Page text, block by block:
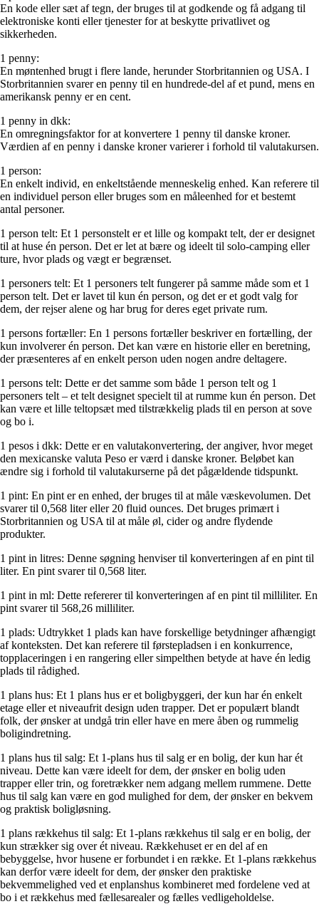
En kode eller sæt af tegn, der bruges til at godkende og få adgang til
elektroniske konti eller tjenester for at beskytte privatlivet og
sikkerheden.
1 penny:
En møntenhed brugt i flere lande, herunder Storbritannien og USA. I
Storbritannien svarer en penny til en hundrede-del af et pund, mens en
amerikansk penny er en cent.
1 penny in dkk:
En omregningsfaktor for at konvertere 1 penny til danske kroner.
Værdien af en penny i danske kroner varierer i forhold til valutakursen.
1 person:
En enkelt individ, en enkeltstående menneskelig enhed. Kan referere til
en individuel person eller bruges som en måleenhed for et bestemt
antal personer.
1 person telt: Et 1 personstelt er et lille og kompakt telt, der er designet
til at huse én person. Det er let at bære og ideelt til solo-camping eller
ture, hvor plads og vægt er begrænset.
1 personers telt: Et 1 personers telt fungerer på samme måde som et 1
person telt. Det er lavet til kun én person, og det er et godt valg for
dem, der rejser alene og har brug for deres eget private rum.
1 persons fortæller: En 1 persons fortæller beskriver en fortælling, der
kun involverer én person. Det kan være en historie eller en beretning,
der præsenteres af en enkelt person uden nogen andre deltagere.
1 persons telt: Dette er det samme som både 1 person telt og 1
personers telt – et telt designet specielt til at rumme kun én person. Det
kan være et lille teltopsæt med tilstrækkelig plads til en person at sove
og bo i.
1 pesos i dkk: Dette er en valutakonvertering, der angiver, hvor meget
den mexicanske valuta Peso er værd i danske kroner. Beløbet kan
ændre sig i forhold til valutakurserne på det pågældende tidspunkt.
1 pint: En pint er en enhed, der bruges til at måle væskevolumen. Det
svarer til 0,568 liter eller 20 fluid ounces. Det bruges primært i
Storbritannien og USA til at måle øl, cider og andre flydende
produkter.
1 pint in litres: Denne søgning henviser til konverteringen af en pint til
liter. En pint svarer til 0,568 liter.
1 pint in ml: Dette refererer til konverteringen af en pint til milliliter. En
pint svarer til 568,26 milliliter.
1 plads: Udtrykket 1 plads kan have forskellige betydninger afhængigt
af konteksten. Det kan referere til førstepladsen i en konkurrence,
topplaceringen i en rangering eller simpelthen betyde at have én ledig
plads til rådighed.
1 plans hus: Et 1 plans hus er et boligbyggeri, der kun har én enkelt
etage eller et niveaufrit design uden trapper. Det er populært blandt
folk, der ønsker at undgå trin eller have en mere åben og rummelig
boligindretning.
1 plans hus til salg: Et 1-plans hus til salg er en bolig, der kun har ét
niveau. Dette kan være ideelt for dem, der ønsker en bolig uden
trapper eller trin, og foretrækker nem adgang mellem rummene. Dette
hus til salg kan være en god mulighed for dem, der ønsker en bekvem
og praktisk boligløsning.
1 plans rækkehus til salg: Et 1-plans rækkehus til salg er en bolig, der
kun strækker sig over ét niveau. Rækkehuset er en del af en
bebyggelse, hvor husene er forbundet i en række. Et 1-plans rækkehus
kan derfor være ideelt for dem, der ønsker den praktiske
bekvemmelighed ved et enplanshus kombineret med fordelene ved at
bo i et rækkehus med fællesarealer og fælles vedligeholdelse.